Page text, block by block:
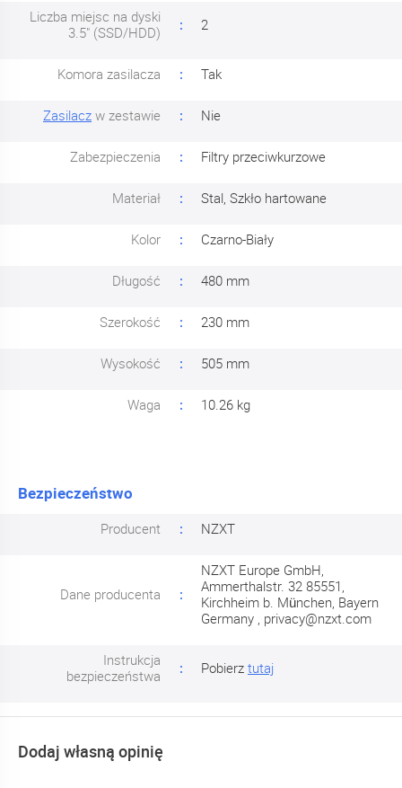
Liczba miejsc na dyski
3.5" (SSD/HDD)
2
Komora zasilacza Tak
Zasilacz w zestawie Nie
Zabezpieczenia Filtry przeciwkurzowe
Materiał Stal, Szkło hartowane
Kolor Czarno-Biały
Długość 480 mm
Szerokość 230 mm
Wysokość 505 mm
Waga 10.26 kg
Bezpieczeństwo
Producent NZXT
Dane producenta
NZXT Europe GmbH,
Ammerthalstr. 32 85551,
Kirchheim b. München, Bayern
Germany , privacy@nzxt.com
Instrukcja
bezpieczeństwa
Pobierz tutaj
Dodaj własną opinię